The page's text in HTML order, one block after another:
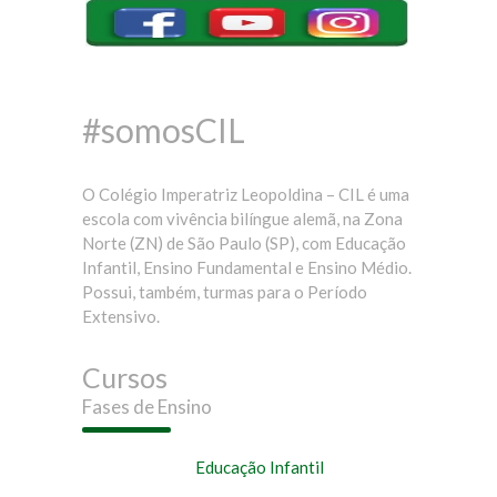
#somosCIL
O Colégio Imperatriz Leopoldina – CIL é uma
escola com vivência bilíngue alemã, na Zona
Norte (ZN) de São Paulo (SP), com Educação
Infantil, Ensino Fundamental e Ensino Médio.
Possui, também, turmas para o Período
Extensivo.
Cursos
Fases de Ensino
Educação Infantil